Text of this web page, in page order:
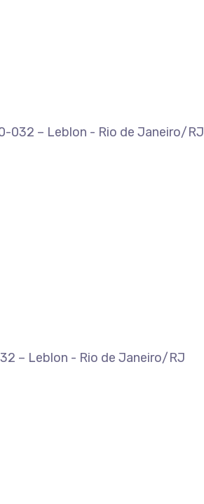
032 – Leblon - Rio de Janeiro/RJ
– Leblon - Rio de Janeiro/RJ